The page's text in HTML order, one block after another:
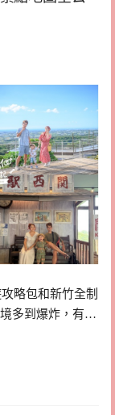
略包和新竹全制
多到爆炸，有…